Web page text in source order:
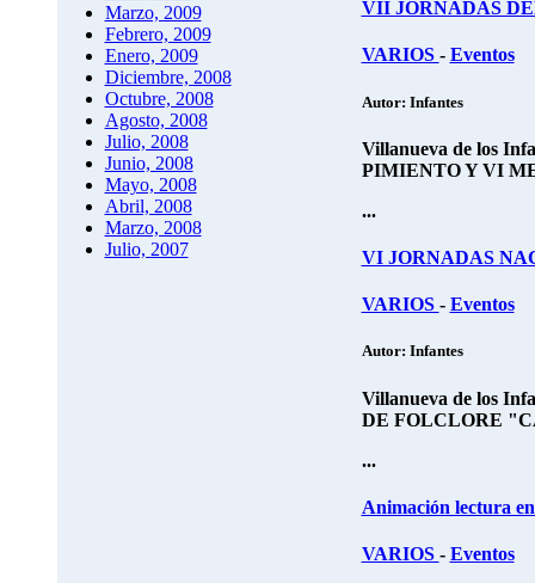
Marzo, 2009
Febrero, 2009
Enero, 2009
Diciembre, 2008
Octubre, 2008
Agosto, 2008
Julio, 2008
Junio, 2008
Mayo, 2008
Abril, 2008
Marzo, 2008
Julio, 2007
VII JORNADAS
VARIOS - Eventos
Autor: Infantes
Villanueva de los
PIMIENTO Y VI
...
VI JORNADAS
VARIOS - Eventos
Autor: Infantes
Villanueva de los
DE FOLCLORE
...
Animación lectura
VARIOS - Eventos